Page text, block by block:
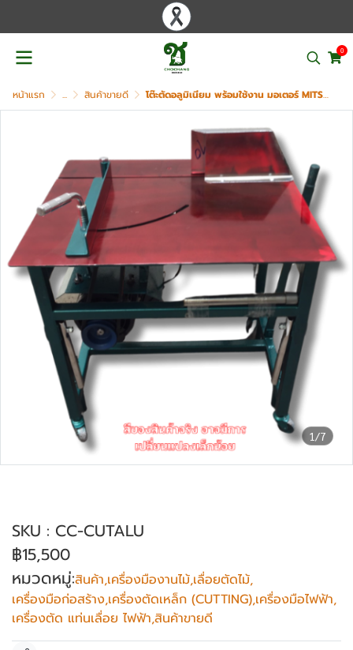
0
หน้าแรก ... สินค้าขายดี โต๊ะตัดอลูมิเนียม พร้อมใช้งาน มอเตอร์ MITSUBISHI + ใบตัด
1/7
SKU : CC-CUTALU
฿15,500
หมวดหมู่:สินค้า,เครื่องมืองานไม้,เลื่อยตัดไม้,
เครื่องมือก่อสร้าง,เครื่องตัดเหล็ก (CUTTING),เครื่องมือไฟฟ้า,
เครื่องตัด แท่นเลื่อย ไฟฟ้า,สินค้าขายดี